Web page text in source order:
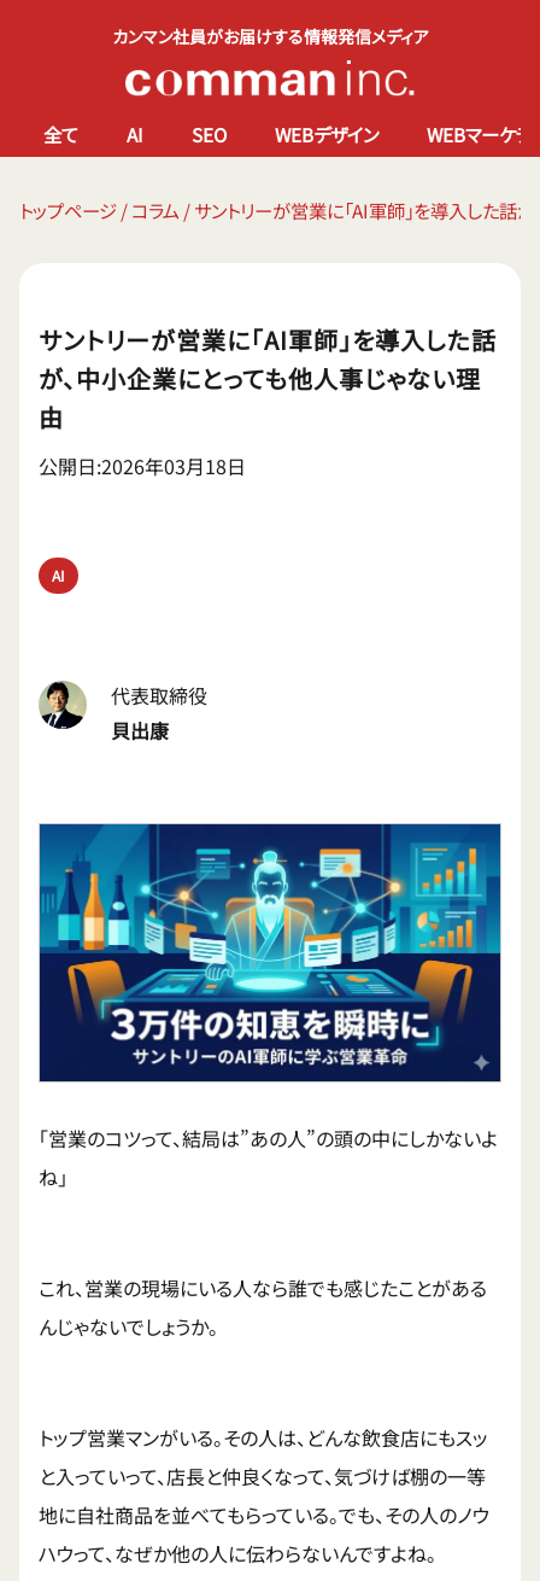
カンマン社員がお届けする情報発信メディア
全て AI SEO WEBデザイン WEBマーケテ
トップページ/コラム /サントリーが営業に「AI軍師」を導入した話
サントリーが営業に「AI軍師」を導入した話
が、中小企業にとっても他人事じゃない理
由
公開日:2026年03月18日
AI
代表取締役
貝出康
「営業のコツって、結局は”あの人”の頭の中にしかないよ
ね」
これ、営業の現場にいる人なら誰でも感じたことがある
んじゃないでしょうか。
トップ営業マンがいる。その人は、どんな飲食店にもスッ
と入っていって、店長と仲良くなって、気づけば棚の一等
地に自社商品を並べてもらっている。でも、その人のノウ
ハウって、なぜか他の人に伝わらないんですよね。